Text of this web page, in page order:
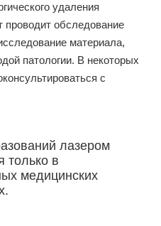
удаления
проводит обследование
материала,
патологии. В некоторых
с
лазером
только в
медицинских